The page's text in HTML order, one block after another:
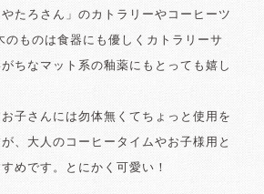
たろさん」のカトラリーやコーヒーツ
のものは食器にも優しくカトラリーサ
ちなマット系の釉薬にもとっても嬉し
子さんには勿体無くてちょっと使用を
、大人のコーヒータイムやお子様用と
めです。とにかく可愛い！